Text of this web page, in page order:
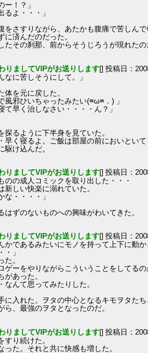
ー！？」
るよ・・・」
をさすりながら、あたかも腹痛で苦しんで
に済んだのだった。
たその刹那、前からそうじろうが現れたの
りましてVIPがお送りします[] 投稿日：
なに苦しそうにして。」
体を元に戻した。
風邪ひいちゃったみたい(≡ω≡．) 」
て早く治しなさい・・・・ん？」
るように下半身を見ていた。
早く寝るよ。ご飯は部屋の前においといて
駆け込んだ。
りましてVIPがお送りします[] 投稿日：
のの成人コミックを取り出した・・・
しい快楽に溺れていた。
な・・・・」
はずのないものへの興味がわいてきた。
りましてVIPがお送りします[] 投稿日：
かであるみたいにモノを持って上下に動か
・」
た。
ゲーをやりながらこういうことをしてるの
があった。
んて思ってみたりした。
に入れた。ヲタの中心となるキモヲタたち
、最強のヲタとなったのだ。
りましてVIPがお送りします[] 投稿日：
すり続けた。
った。それと共に快感も増した。